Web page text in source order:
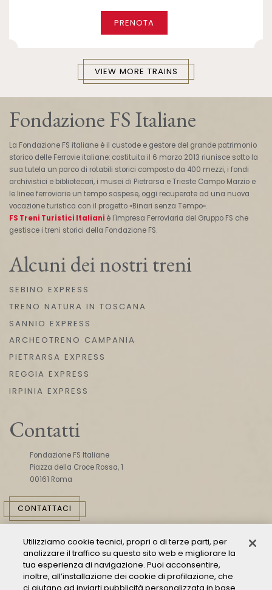
PRENOTA
VIEW MORE TRAINS
Fondazione FS Italiane
La Fondazione FS italiane è il custode e gestore del grande patrimonio
storico delle Ferrovie italiane: costituita il 6 marzo 2013 riunisce sotto la
sua tutela un parco di rotabili storici composto da 400 mezzi, i fondi
archivistici e bibliotecari, i musei di Pietrarsa e Trieste Campo Marzio e
le linee ferroviarie un tempo sospese, oggi recuperate ad una nuova
vocazione turistica con il progetto «Binari senza Tempo».
FS Treni Turistici Italiani è l'impresa Ferroviaria del Gruppo FS che
gestisce i treni storici della Fondazione FS.
Alcuni dei nostri treni
SEBINO EXPRESS
TRENO NATURA IN TOSCANA
SANNIO EXPRESS
ARCHEOTRENO CAMPANIA
PIETRARSA EXPRESS
REGGIA EXPRESS
IRPINIA EXPRESS
Contatti
Fondazione FS Italiane
Piazza della Croce Rossa, 1
00161 Roma
CONTATTACI
Utilizziamo cookie tecnici, propri o di terze parti, per
analizzare il traffico su questo sito web e migliorare la
tua esperienza di navigazione. Puoi acconsentire,
inoltre, all’installazione dei cookie di profilazione, che
ci aiutano ad inviarti pubblicità personalizzata in base